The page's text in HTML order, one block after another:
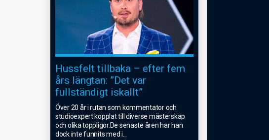
Hussfelt tillbaka – efter fem
års längtan: ”Det var
fullständigt iskallt”
Över 20 år i rutan som kommentator och
studioexpert kopplat till diverse mästerskap
och olika toppligor.De senaste åren har han
dock inte funnits med i